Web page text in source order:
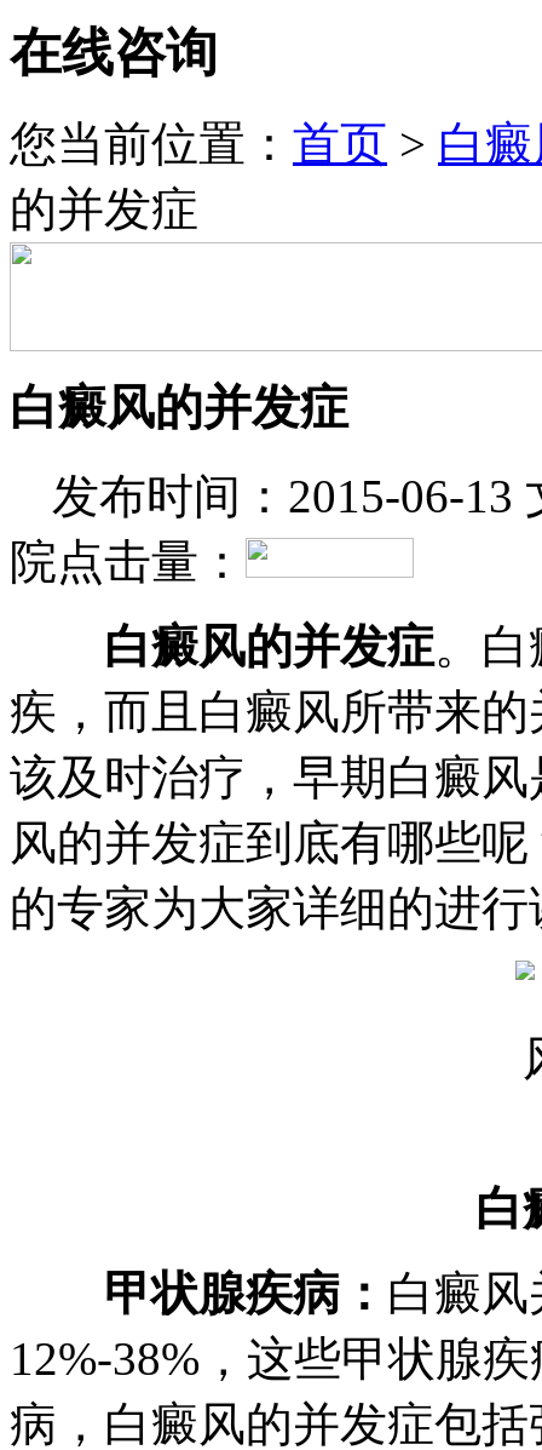
在线咨询
您当前位置： 首页 > 白
的并发症
白癜风的并发症
发布时间：2015-06-13
院点击量：
白癜风的并发症。
疾，而且白癜风所带来
该及时治疗，早期白癜
风的并发症到底有哪些
的专家为大家详细的进
白
甲状腺疾病： 白癜
12%-38%，这些甲状腺
病，白癜风的并发症包